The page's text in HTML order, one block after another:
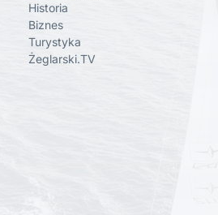
Historia
Biznes
Turystyka
Żeglarski.TV